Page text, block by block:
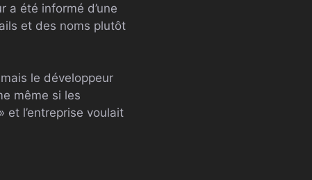
a été informé d’une
et des noms plutôt
le développeur
même si les
et l’entreprise voulait